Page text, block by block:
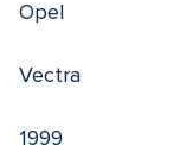
Opel
Vectra
1999